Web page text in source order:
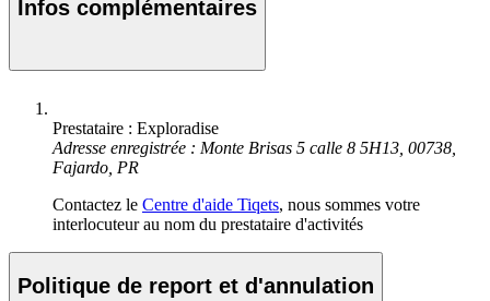
Infos complémentaires
Prestataire : Exploradise
Adresse enregistrée : Monte Brisas 5 calle 8 5H13, 00738,
Fajardo, PR
Contactez le Centre d'aide Tiqets, nous sommes votre
interlocuteur au nom du prestataire d'activités
Politique de report et d'annulation